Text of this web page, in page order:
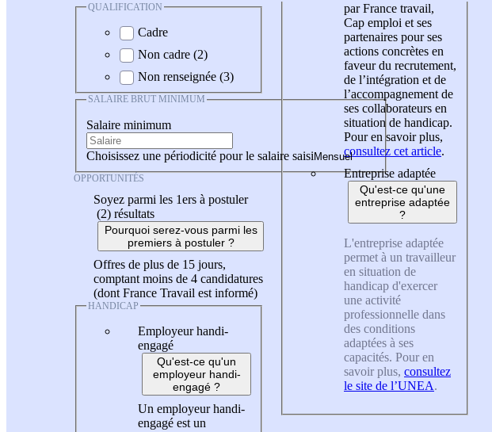
QUALIFICATION
Cadre
Non cadre (2)
Non renseignée (3)
SALAIRE BRUT MINIMUM
Salaire minimum
Choisissez une périodicité pour le salaire saisi
OPPORTUNITÉS
Soyez parmi les 1ers à postuler
(2) résultats
Pourquoi serez-vous parmi les
premiers à postuler ?
Offres de plus de 15 jours,
comptant moins de 4 candidatures
(dont France Travail est informé)
HANDICAP
Employeur handi-
engagé
Qu'est-ce qu'un
employeur handi-
engagé ?
Un employeur handi-
engagé est un
par France travail,
Cap emploi et ses
partenaires pour ses
actions concrètes en
faveur du recrutement,
de l’intégration et de
l’accompagnement de
ses collaborateurs en
situation de handicap.
Pour en savoir plus,
consultez cet article.
Entreprise adaptée
Qu'est-ce qu'une
entreprise adaptée
?
L'entreprise adaptée
permet à un travailleur
en situation de
handicap d'exercer
une activité
professionnelle dans
des conditions
adaptées à ses
capacités. Pour en
savoir plus, consultez
le site de l’UNEA.